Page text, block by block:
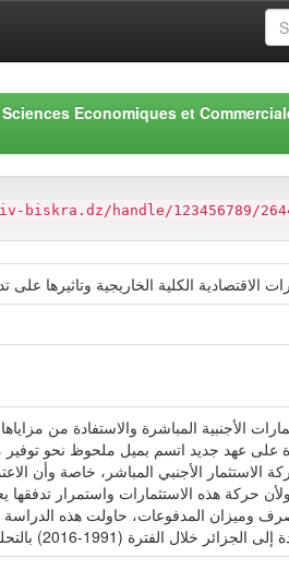
Economiques et
biskra.dz/handle/123456789/
الاقتصادية الكلية الخاريجية وتاثيرها على
الأجنبية المباشرة والاستفادة من
على عهد جديد اتسم بميل ملحوظ نحو توفير
الاستثمار الأجنبي المباشر، خاصة
حركة هذه الاستثمارات واستمرار
وميزان المدفوعات، حاولت هذه الدراسة